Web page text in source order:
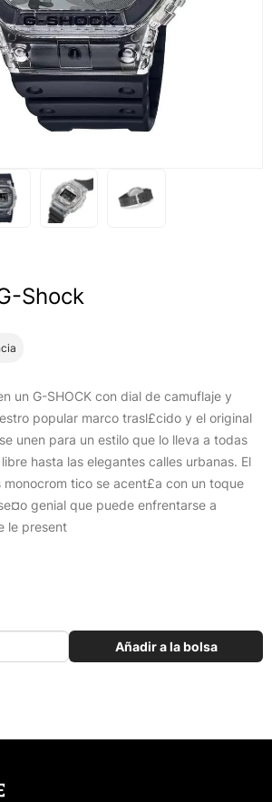
Shock
un G-SHOCK con dial de camuflaje y
popular marco trasl£cido y el original
unen para un estilo que lo lleva a todas
hasta las elegantes calles urbanas. El
tico se acent£a con un toque
genial que puede enfrentarse a
le present
Añadir a la bolsa